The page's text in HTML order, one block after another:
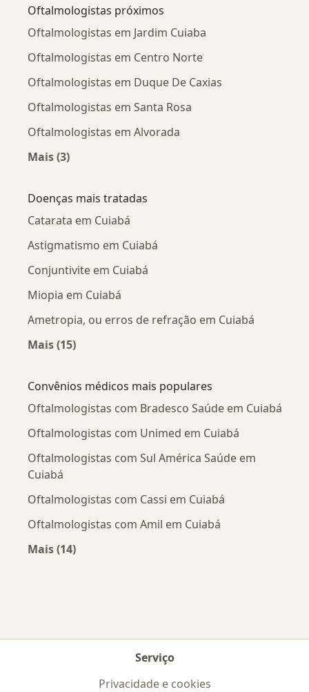
Oftalmologistas próximos
Oftalmologistas em Jardim Cuiaba
Oftalmologistas em Centro Norte
Oftalmologistas em Duque De Caxias
Oftalmologistas em Santa Rosa
Oftalmologistas em Alvorada
Mais (3)
Doenças mais tratadas
Catarata em Cuiabá
Astigmatismo em Cuiabá
Conjuntivite em Cuiabá
Miopia em Cuiabá
Ametropia, ou erros de refração em Cuiabá
Mais (15)
Convênios médicos mais populares
Oftalmologistas com Bradesco Saúde em Cuiabá
Oftalmologistas com Unimed em Cuiabá
Oftalmologistas com Sul América Saúde em
Cuiabá
Oftalmologistas com Cassi em Cuiabá
Oftalmologistas com Amil em Cuiabá
Mais (14)
Serviço
Privacidade e cookies